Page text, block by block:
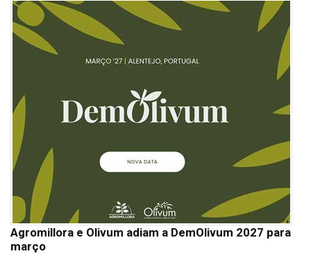
Agromillora e Olivum adiam a DemOlivum 2027 para
março